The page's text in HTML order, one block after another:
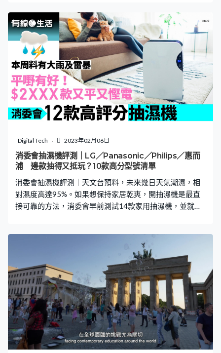
碎屑很難脫落，網傳有幾種清走紙巾屑方法，例如用膠紙
慢慢黏走、用百潔布擦掉及用風筒強風將烘乾紙巾屑吹走
等，不過上述方法費時費力，讓人崩潰。日本節目《あり
えへん∞世界》中，專家就分享了如何一招清走紙巾碎。原
來只要將衣服放回洗衣機，加入柔順劑再洗一次，便可以
不費吹灰之力，簡單快捷地清除紙巾碎！ 專家指出，柔順
劑裏含「界面活性劑」，有分解滲入的效果，讓衣服變得
順滑。只要加入柔順劑，把衣服重新洗一次，配合水流和
離心力，紙碎就會隨之滑落，輕鬆將九成紙碎清走！等到
黏筒滾輪把紙碎黏走。 節目播出後，不少網民紛紛實測，
隨後在網上分享實驗成果。結果顯示，衣服上紙巾碎屑幾
乎完全清走，網民大讚柔順劑一招非常實用，表示從此不
法，但看到整機衣服黏滿衣服的衝擊畫面
Digital Tech 2023年02月06日
消委會抽濕機評測｜LG／Panasonic／Philips／惠而
浦 邊款抽得又抵玩？10款高分型號清單
消委會抽濕機評測｜天文台預料，未來幾日天氣潮濕，相
對濕度高達95%。如果想保持家居乾爽，開抽濕機是最直
接可靠的方法，消委會早前測試14款家用抽濕機，並就抽
本獲4星或以上高評分 消委會早前聯同機電工程署合測試
14款家用抽濕機，價錢介乎$1,899至$5,980不等，並就抽
濕表現、能源效能、安全程度、方便程度作評分。當中有
12款獲4星以上高評分（5星為滿分）。12款高評分抽濕機
清單： 高評分抽濕機1. Panasonic Klook.com 高評分抽濕
機2. Philips 【立即購買】 高評分抽濕機3. Sharp Klook.com
高評分抽濕機4. 惠而浦 高評分抽濕機5. LG 【立即購買】
Klook.com 高評分抽濕機6. 草津 高評分抽濕機7. Hitachi
Klook.com 高評分抽濕機8. Rasonic 高評分抽濕機9. 多美達
Dometic Klook.com 高評分抽濕機10. 家麗Gala 高評分抽濕